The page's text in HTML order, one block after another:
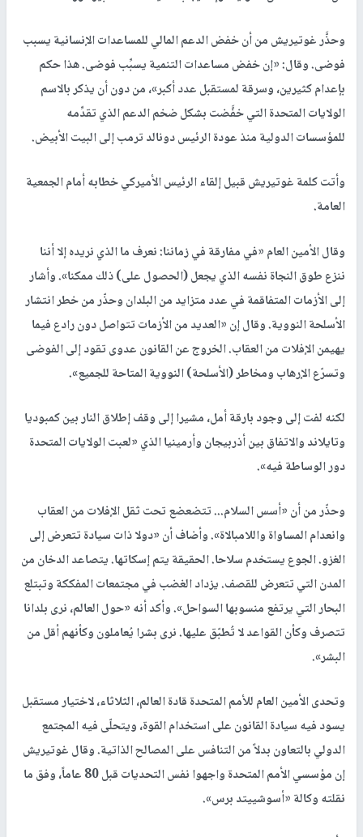
وحذَّر غوتيريش من أن خفض الدعم المالي للمساعدات الإنسانية يسبب
فوضى. وقال: «إن خفض مساعدات التنمية يسبِّب فوضى. هذا حكم
بإعدام كثيرين، وسرقة لمستقبل عدد أكبر»، من دون أن يذكر بالاسم
الولايات المتحدة التي خفَّضت بشكل ضخم الدعم الذي تقدِّمه
للمؤسسات الدولية منذ عودة الرئيس دونالد ترمب إلى البيت الأبيض.
وأتت كلمة غوتيريش قبيل إلقاء الرئيس الأميركي خطابه أمام الجمعية
العامة.
وقال الأمين العام «في مفارقة في زماننا: نعرف ما الذي نريده إلا أننا
ننزع طوق النجاة نفسه الذي يجعل (الحصول على) ذلك ممكنا». وأشار
إلى الأزمات المتفاقمة في عدد متزايد من البلدان وحذّر من خطر انتشار
الأسلحة النووية. وقال إن «العديد من الأزمات تتواصل دون رادع فيما
يهيمن الإفلات من العقاب. الخروج عن القانون عدوى تقود إلى الفوضى
وتسرّع الإرهاب ومخاطر (الأسلحة) النووية المتاحة للجميع».
لكنه لفت إلى وجود بارقة أمل، مشيرا إلى وقف إطلاق النار بين كمبوديا
وتايلاند والاتفاق بين أذربيجان وأرمينيا الذي «لعبت الولايات المتحدة
دور الوساطة فيه».
وحذّر من أن «أسس السلام... تتضعضع تحت ثقل الإفلات من العقاب
وانعدام المساواة واللامبالاة». وأضاف أن «دولا ذات سيادة تتعرض إلى
الغزو. الجوع يستخدم سلاحا. الحقيقة يتم إسكاتها. يتصاعد الدخان من
المدن التي تتعرض للقصف. يزداد الغضب في مجتمعات المفككة وتبتلع
البحار التي يرتفع منسوبها السواحل». وأكد أنه «حول العالم، نرى بلدانا
تتصرف وكأن القواعد لا تُطبّق عليها. نرى بشرا يُعاملون وكأنهم أقل من
البشر».
وتحدى الأمين العام للأمم المتحدة قادة العالم، الثلاثاء، لاختيار مستقبل
يسود فيه سيادة القانون على استخدام القوة، ويتحلّى فيه المجتمع
الدولي بالتعاون بدلاً من التنافس على المصالح الذاتية. وقال غوتيريش
إن مؤسسي الأمم المتحدة واجهوا نفس التحديات قبل 80 عاماً، وفق ما
نقلته وكالة «أسوشييتد برس».